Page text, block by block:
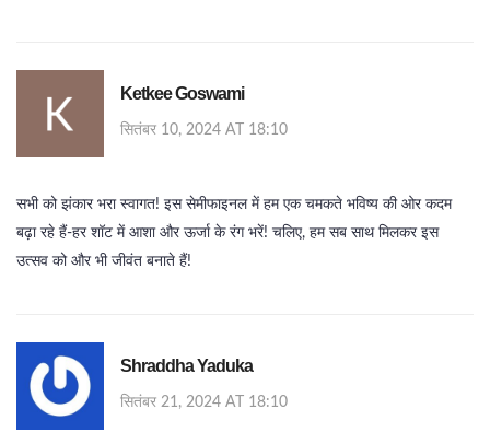
Ketkee Goswami
सितंबर 10, 2024 AT 18:10
सभी को झंकार भरा स्वागत! इस सेमीफाइनल में हम एक चमकते भविष्य की ओर कदम
बढ़ा रहे हैं-हर शॉट में आशा और ऊर्जा के रंग भरें! चलिए, हम सब साथ मिलकर इस
उत्सव को और भी जीवंत बनाते हैं!
Shraddha Yaduka
सितंबर 21, 2024 AT 18:10